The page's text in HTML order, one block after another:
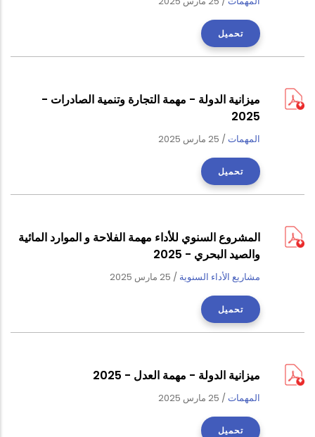
تحميل
ميزانية الدولة - مهمة التجارة وتنمية الصادرات -
2025
المهمات/ 25 مارس 2025
تحميل
المشروع السنوي للأداء مهمة الفلاحة و الموارد المائية
والصيد البحري - 2025
مشاريع الأداء السنوية / 25 مارس 2025
تحميل
ميزانية الدولة - مهمة العدل - 2025
المهمات/ 25 مارس 2025
تحميل